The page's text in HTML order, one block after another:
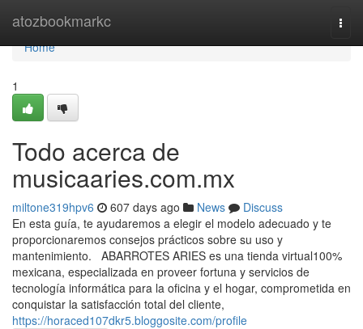
atozbookmarkc
Home
Home
1
Todo acerca de
musicaaries.com.mx
miltone319hpv6 607 days ago News
Discuss
En esta guía, te ayudaremos a elegir el modelo adecuado y te
proporcionaremos consejos prácticos sobre su uso y
mantenimiento. ABARROTES ARIES es una tienda virtual100%
mexicana, especializada en proveer fortuna y servicios de
tecnología informática para la oficina y el hogar, comprometida en
conquistar la satisfacción total del cliente,
https://horaced107dkr5.bloggosite.com/profile